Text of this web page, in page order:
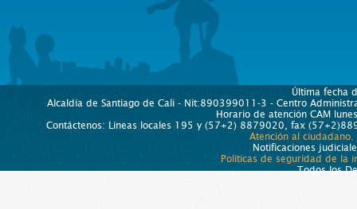
Última fecha
Alcaldía de Santiago de Cali - Nit:890399011-3 - Centro
Horario de atención CAM
Contáctenos: Líneas locales 195 y (57+2) 8879020, fax
Atención al ciudadano.
Notificaciones
Políticas de seguridad de la
Todos los